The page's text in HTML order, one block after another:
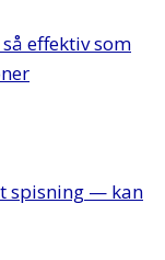
effektiv som
spisning — kan